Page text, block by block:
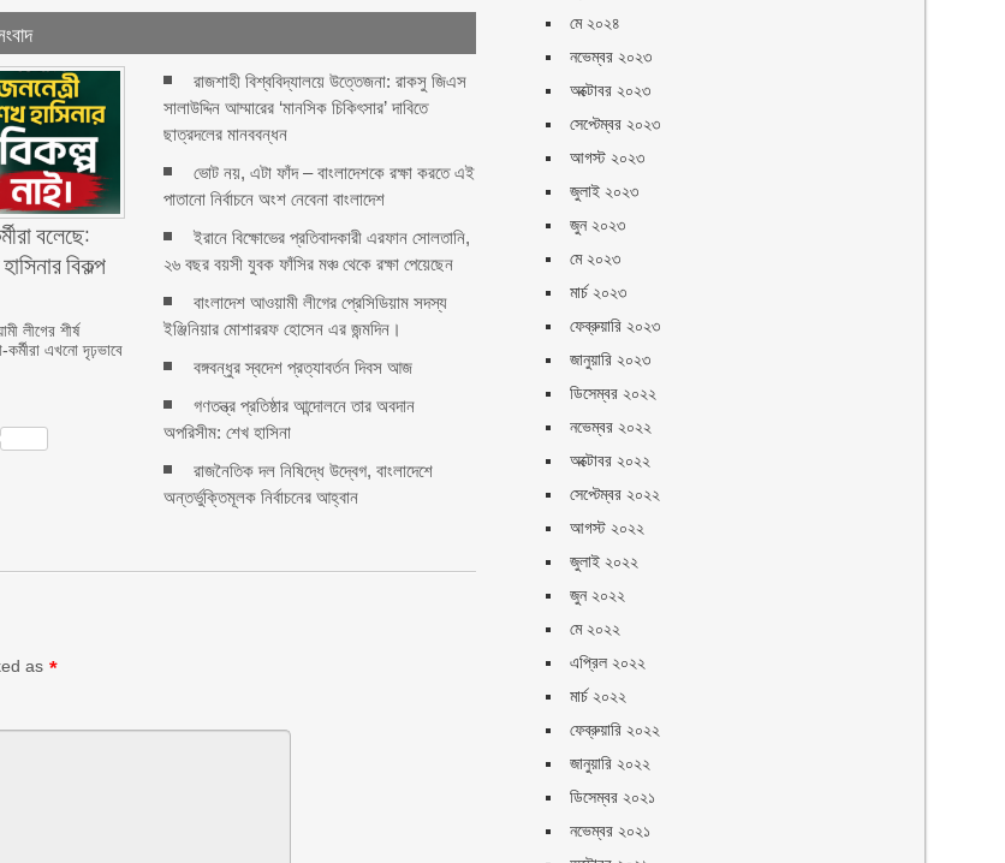
বলেছে:
বিকল্প
লীগের শীর্ষ
কর্মীরা এখনো দৃঢ়ভাবে
Pinterest
রাজশাহী বিশ্ববিদ্যালয়ে উত্তেজনা: রাকসু জিএস
সালাউদ্দিন আম্মারের ‘মানসিক চিকিৎসার’ দাবিতে
ছাত্রদলের মানববন্ধন
ভোট নয়, এটা ফাঁদ – বাংলাদেশকে রক্ষা করতে এই
পাতানো নির্বাচনে অংশ নেবেনা বাংলাদেশ
ইরানে বিক্ষোভের প্রতিবাদকারী এরফান সোলতানি,
২৬ বছর বয়সী যুবক ফাঁসির মঞ্চ থেকে রক্ষা পেয়েছেন
বাংলাদেশ আওয়ামী লীগের প্রেসিডিয়াম সদস্য
ইঞ্জিনিয়ার মোশাররফ হোসেন এর জন্মদিন।
বঙ্গবন্ধুর স্বদেশ প্রত্যাবর্তন দিবস আজ
গণতন্ত্র প্রতিষ্ঠার আন্দোলনে তার অবদান
অপরিসীম: শেখ হাসিনা
রাজনৈতিক দল নিষিদ্ধে উদ্বেগ, বাংলাদেশে
অন্তর্ভুক্তিমূলক নির্বাচনের আহ্বান
as *
মে ২০২৪
নভেম্বর ২০২৩
অক্টোবর ২০২৩
সেপ্টেম্বর ২০২৩
আগস্ট ২০২৩
জুলাই ২০২৩
জুন ২০২৩
মে ২০২৩
মার্চ ২০২৩
ফেব্রুয়ারি ২০২৩
জানুয়ারি ২০২৩
ডিসেম্বর ২০২২
নভেম্বর ২০২২
অক্টোবর ২০২২
সেপ্টেম্বর ২০২২
আগস্ট ২০২২
জুলাই ২০২২
জুন ২০২২
মে ২০২২
এপ্রিল ২০২২
মার্চ ২০২২
ফেব্রুয়ারি ২০২২
জানুয়ারি ২০২২
ডিসেম্বর ২০২১
নভেম্বর ২০২১